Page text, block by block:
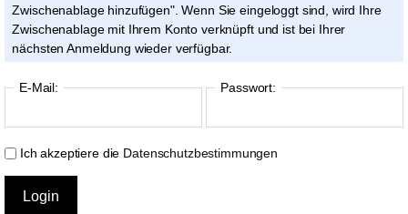
Zwischenablage hinzufügen". Wenn Sie eingeloggt sind, wird Ihre
Zwischenablage mit Ihrem Konto verknüpft und ist bei Ihrer
nächsten Anmeldung wieder verfügbar.
E-Mail: Passwort:
Ich akzeptiere die Datenschutzbestimmungen